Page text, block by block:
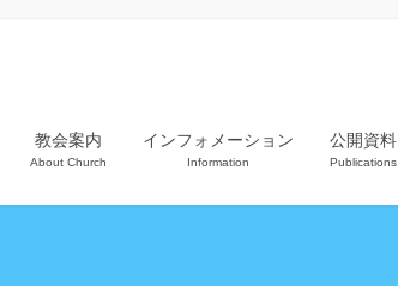
教会案内
About Church
インフォメーション
Information
公開資料
Publications